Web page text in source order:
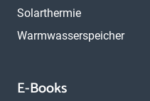
Solarthermie
Warmwasserspeicher
E-Books